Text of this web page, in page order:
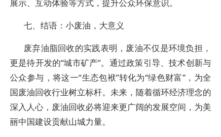
展示、互动体验等方式，提升公众环保意识。
七、结语：小废油，大意义
废弃油脂回收的实践表明，废油不仅是环境负担，
更是待开发的“城市矿产”。通过政策引导、技术创新与
公众参与，将这一“生态包袱”转化为“绿色财富”，为全
国废油回收行业树立标杆。未来，随着循环经济理念的
深入人心，废油回收必将迎来更广阔的发展空间，为美
丽中国建设贡献山城力量。